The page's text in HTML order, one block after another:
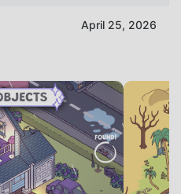
April 25, 2026